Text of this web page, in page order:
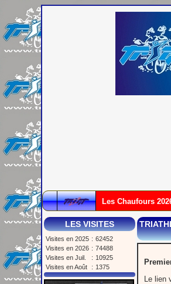
Les Chaufours
LES VISITES
Visites en 2025 : 62452
Visites en 2026 : 74488
Visites en Juil.
: 10925
Visites en Août
: 1375
Le lien